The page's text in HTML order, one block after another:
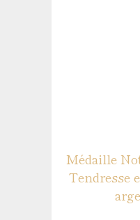
Médaille
Tendresse